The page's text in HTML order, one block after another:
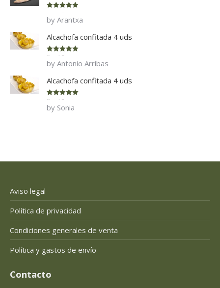
Rated 5
of 5
by Arantxa
Alcachofa confitada 4 uds
Rated 5
of 5
by Antonio Arribas
Alcachofa confitada 4 uds
Rated 5
of 5
by Sonia
Aviso legal
Política de privacidad
Condiciones generales de venta
Política y gastos de envío
Contacto